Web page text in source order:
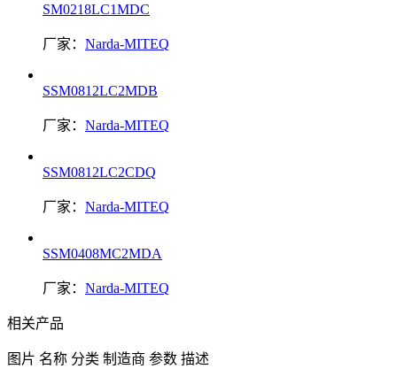
SM0218LC1MDC
厂家： Narda-MITEQ
SSM0812LC2MDB
厂家： Narda-MITEQ
SSM0812LC2CDQ
厂家： Narda-MITEQ
SSM0408MC2MDA
厂家： Narda-MITEQ
相关产品
图片 名称 分类 制造商 参数 描述